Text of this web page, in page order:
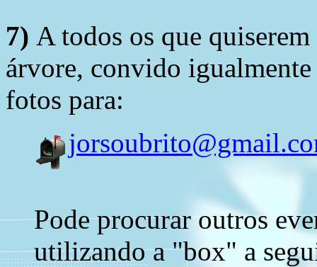
7) A todos os que
árvore, convido
fotos para:
Pode procurar outros
utilizando a "box" a